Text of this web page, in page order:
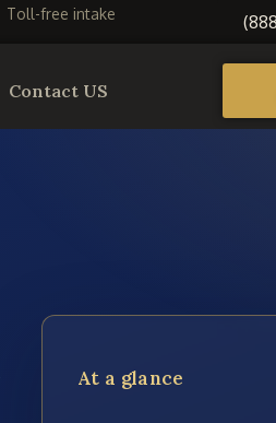
Toll-free intake
Contact US
At a glance